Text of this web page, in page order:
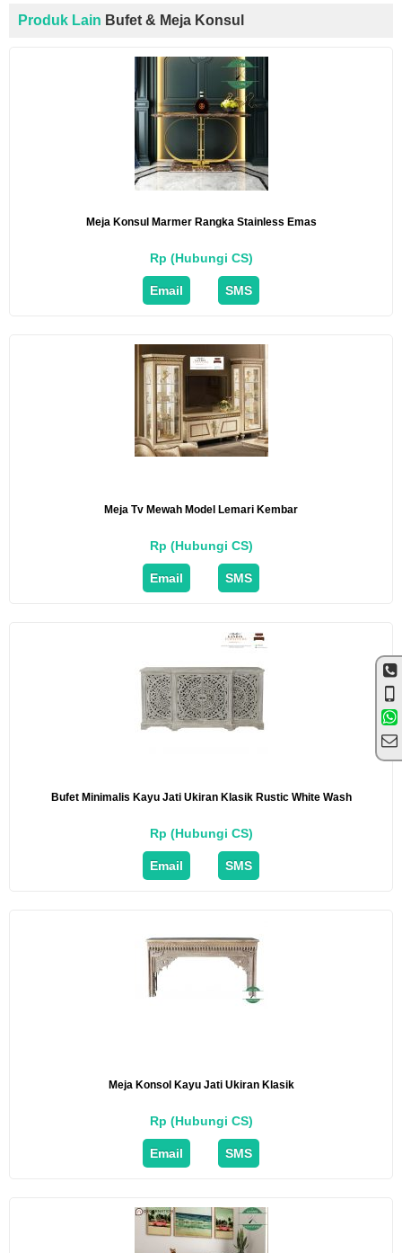
Produk Lain Bufet & Meja Konsul
Meja Konsul Marmer Rangka Stainless Emas
Rp (Hubungi CS)
Email SMS
Meja Tv Mewah Model Lemari Kembar
Rp (Hubungi CS)
Email SMS
Bufet Minimalis Kayu Jati Ukiran Klasik Rustic White Wash
Rp (Hubungi CS)
Email SMS
Meja Konsol Kayu Jati Ukiran Klasik
Rp (Hubungi CS)
Email SMS